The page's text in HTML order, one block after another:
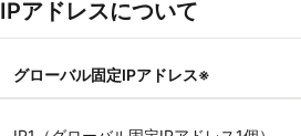
IPアドレスについて
グローバル固定IPアドレス※